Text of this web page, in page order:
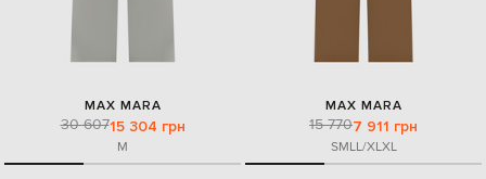
MAX MARA
30 60715 304 грн
M
MAX MARA
15 7707 911 грн
SMLL/XLXL